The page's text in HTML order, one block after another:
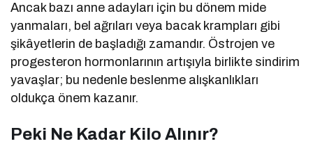
Ancak bazı anne adayları için bu dönem mide
yanmaları, bel ağrıları veya bacak krampları gibi
şikâyetlerin de başladığı zamandır. Östrojen ve
progesteron hormonlarının artışıyla birlikte sindirim
yavaşlar; bu nedenle beslenme alışkanlıkları
oldukça önem kazanır.
Peki Ne Kadar Kilo Alınır?